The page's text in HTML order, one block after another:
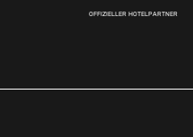
OFFIZIELLER HOTELPARTNER